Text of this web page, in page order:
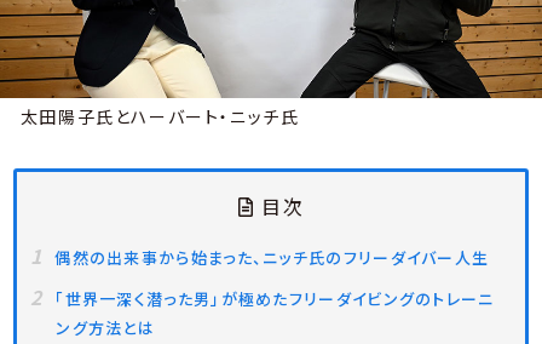
太田陽子氏とハーバート・ニッチ氏
目次
偶然の出来事から始まった、ニッチ氏のフリーダイバー人生
「世界一深く潜った男」が極めたフリーダイビングのトレーニ
ング方法とは